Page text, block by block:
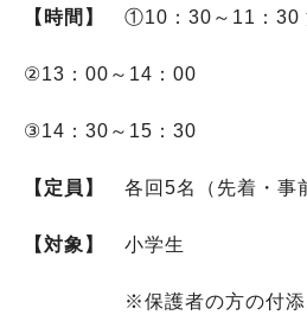
【時間】 ①10：30～11：30
②13：00～14：00
③14：30～15：30
【定員】 各回5名（先着・事
【対象】 小学生
※保護者の方の付添